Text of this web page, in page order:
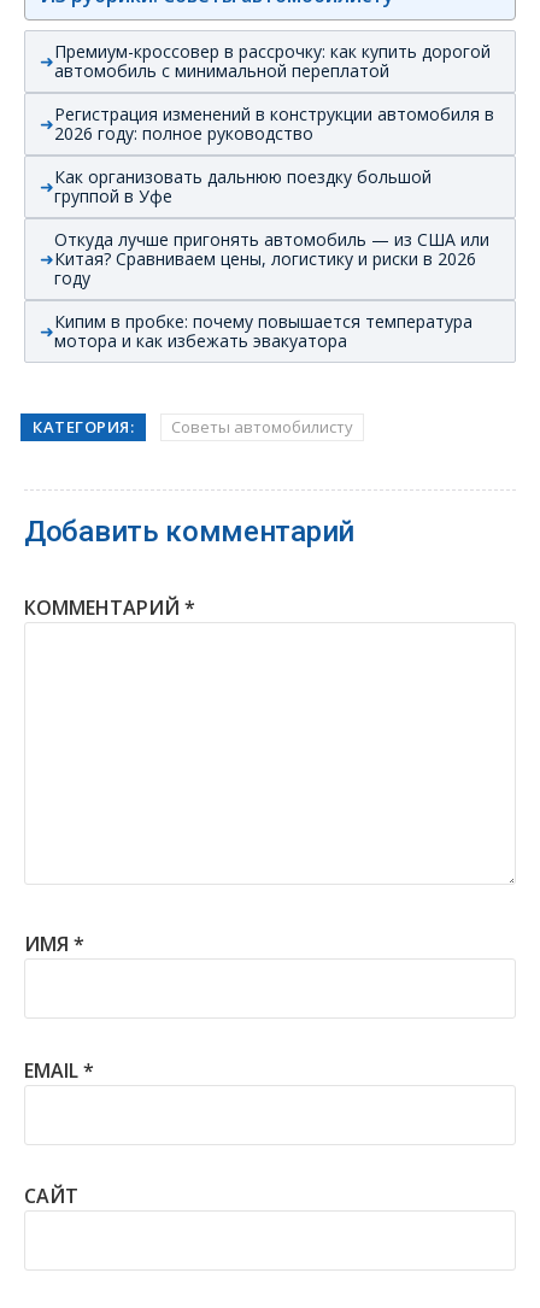
Премиум-кроссовер в рассрочку: как купить дорогой
автомобиль с минимальной переплатой
Регистрация изменений в конструкции автомобиля в
2026 году: полное руководство
Как организовать дальнюю поездку большой
группой в Уфе
Откуда лучше пригонять автомобиль — из США или
Китая? Сравниваем цены, логистику и риски в 2026
году
Кипим в пробке: почему повышается температура
мотора и как избежать эвакуатора
КАТЕГОРИЯ: Советы автомобилисту
Добавить комментарий
КОММЕНТАРИЙ *
ИМЯ *
EMAIL*
САЙТ